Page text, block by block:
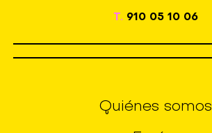
T. 910 05 10 06
Quiénes somos